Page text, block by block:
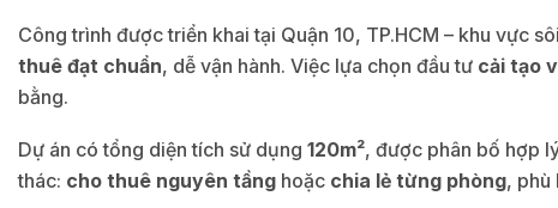
Công trình được triển khai tại Quận 10, TP.HCM – khu vực
thuê đạt chuẩn, dễ vận hành. Việc lựa chọn đầu tư cải tạo
bằng.
Dự án có tổng diện tích sử dụng 120m², được phân bố hợp
thác: cho thuê nguyên tầng hoặc chia lẻ từng phòng, phù